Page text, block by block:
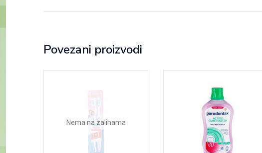
Povezani proizvodi
Nema na zalihama